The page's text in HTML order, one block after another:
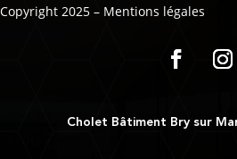
Copyright 2025 – Mentions légales
Cholet Bâtiment Bry sur